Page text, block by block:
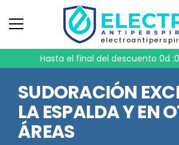
Hasta el final del descuento 0d
SUDORACIÓN
LA ESPALDA Y EN
ÁREAS